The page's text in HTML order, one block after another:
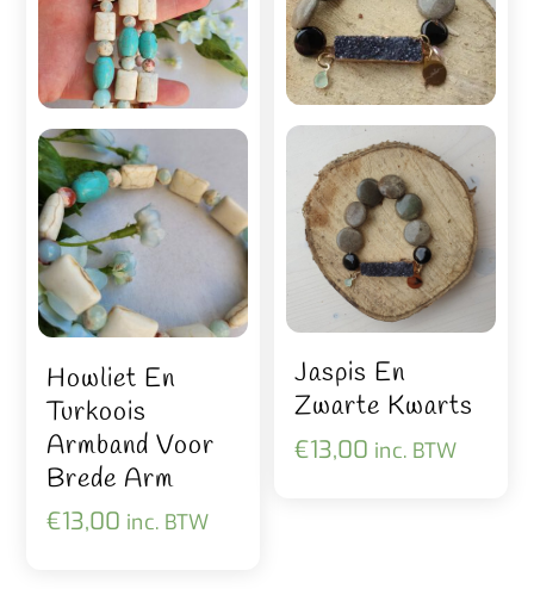
Howliet En
Turkoois
Armband Voor
Brede Arm
€13,00 inc. BTW
Jaspis En
Zwarte Kwarts
€13,00 inc. BTW